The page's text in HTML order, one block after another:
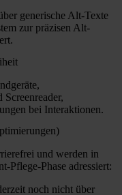
generische Alt-Texte
zur präzisen Alt-
bei Interaktionen.
und werden in
Pflege-Phase adressiert:
noch nicht über